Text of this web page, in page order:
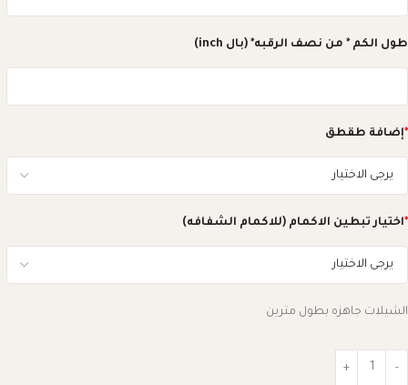
طول الكم * من نصف الرقبه* (بال inch)
*إضافة طقطق
*اختيار تبطين الاكمام (للاكمام الشفافه)
الشيلات جاهزه بطول مترين